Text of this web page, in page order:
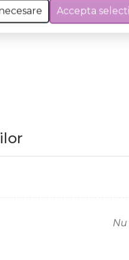
Accepta